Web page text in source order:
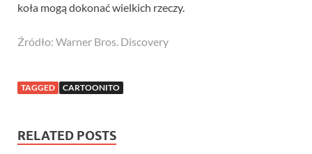
koła mogą dokonać wielkich rzeczy.
Źródło: Warner Bros. Discovery
TAGGED CARTOONITO
RELATED POSTS